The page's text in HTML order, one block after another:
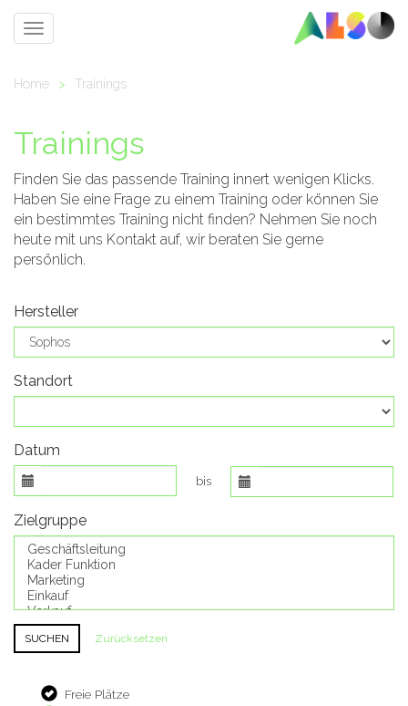
Toggle
Home > Trainings
Trainings
Finden Sie das passende Training innert wenigen Klicks.
Haben Sie eine Frage zu einem Training oder können Sie
ein bestimmtes Training nicht finden? Nehmen Sie noch
heute mit uns Kontakt auf, wir beraten Sie gerne
persönlich.
Hersteller
Standort
Datum
bis
Zielgruppe
Zurücksetzen
Freie Plätze